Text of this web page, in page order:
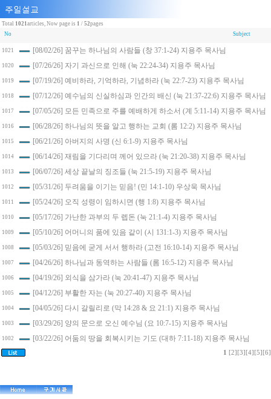
Total 1021articles, Now page is 1 / 52pages
No
Subject
1021 [08/02/26] 꿈꾸는 하나님의 사람들 (창 37:1-24) 지용주 목사님
1020 [07/26/26] 자기 과신으로 인해 (눅 22:24-34) 지용주 목사님
1019 [07/19/26] 예비하라, 기억하라, 기념하라 (눅 22:7-23) 지용주 목사님
1018 [07/12/26] 예수님의 신실하심과 인간의 배신 (눅 21:37-22:6) 지용주 목사님
1017 [07/05/26] 모든 민족으로 주를 예배하게 하소서 (계 5:11-14) 지용주 목사님
1016 [06/28/26] 하나님의 뜻을 알고 행하는 교회 (롬 12:2) 지용주 목사님
1015 [06/21/26] 아버지의 사명 (신 6:1-9) 지용주 목사님
1014 [06/14/26] 재림을 기다리며 께어 있으라 (눅 21:20-38) 지용주 목사님
1013 [06/07/26] 세상 끝날의 징조들 (눅 21:5-19) 지용주 목사님
1012 [05/31/26] 두려움을 이기는 믿음! (민 14:1-10) 우상욱 목사님
1011 [05/24/26] 오직 성령이 임하시면 (행 1:8) 지용주 목사님
1010 [05/17/26] 가난한 과부의 두 렙돈 (눅 21:1-4) 지용주 목사님
1009 [05/10/26] 어머니의 품에 있음 같이 (시 131:1-3) 지용주 목사님
1008 [05/03/26] 믿음에 굳게 서서 행하라 (고전 16:10-14) 지용주 목사님
1007 [04/26/26] 하나님과 동역하는 사람들 (롬 16:5-12) 지용주 목사님
1006 [04/19/26] 외식을 삼가라 (눅 20:41-47) 지용주 목사님
1005 [04/12/26] 부활한 자는 (눅 20:27-40) 지용주 목사님
1004 [04/05/26] 다시 갈릴리로 (막 14:28 & 요 21:1) 지용주 목사님
1003 [03/29/26] 양의 문으로 오신 예수님 (요 10:7-15) 지용주 목사님
1002 [03/22/26] 어둠의 땅을 회복시키는 기도 (대하 7:11-18) 지용주 목사님
1 [2] [3] [4] [5] [6]